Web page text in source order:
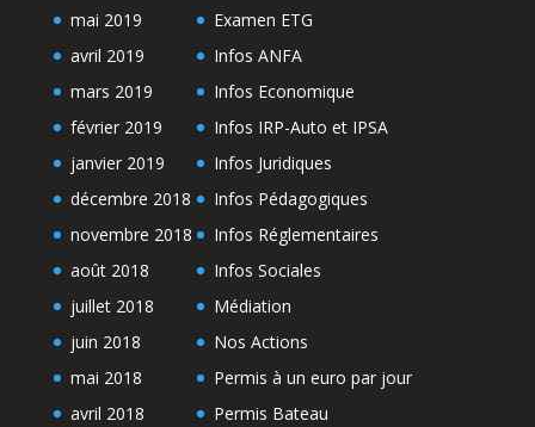
mai 2019
avril 2019
mars 2019
février 2019
janvier 2019
décembre 2018
novembre 2018
août 2018
juillet 2018
juin 2018
mai 2018
avril 2018
Examen ETG
Infos ANFA
Infos Economique
Infos IRP-Auto et IPSA
Infos Juridiques
Infos Pédagogiques
Infos Réglementaires
Infos Sociales
Médiation
Nos Actions
Permis à un euro par jour
Permis Bateau